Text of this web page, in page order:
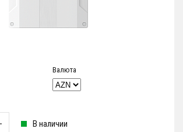
Валюта
В наличии